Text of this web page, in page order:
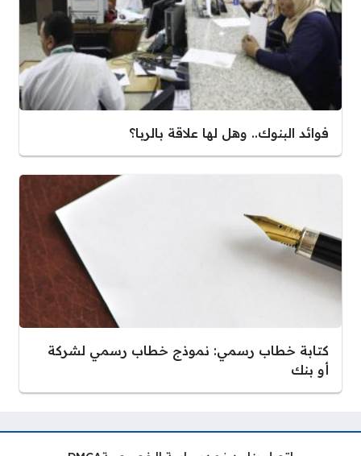
فوائد البنوك.. وهل لها علاقة بالربا؟
كتابة خطاب رسمي: نموذج خطاب رسمي لشركة
أو بنك